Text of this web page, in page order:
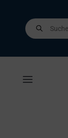
content
Products
search
Toggle